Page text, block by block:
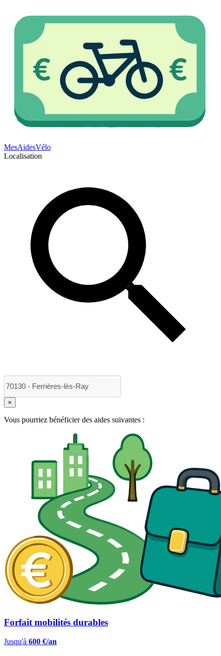
MesAidesVélo
Localisation
×
Vous pourriez bénéficier des aides suivantes :
Forfait mobilités durables
Jusqu'à 600 €/an